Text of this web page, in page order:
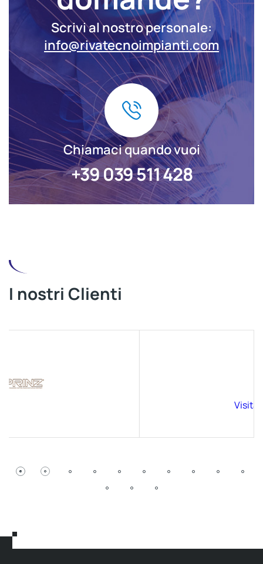
Scrivi al nostro personale:
info@rivatecnoimpianti.com
Chiamaci quando vuoi
+39 039 511 428
I nostri Clienti